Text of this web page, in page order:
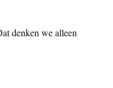
denken we alleen